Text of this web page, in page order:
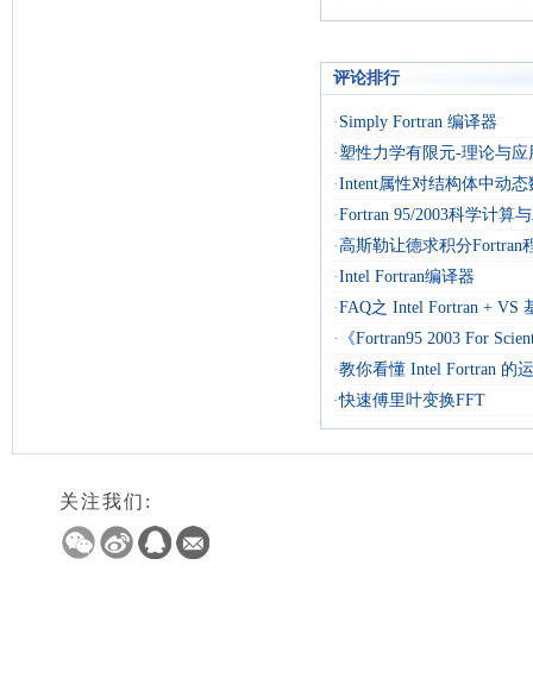
评论排行
· Simply Fortran 编译器
· 塑性力学有限元-理论与应
·Intent属性对结构体中动
·Fortran 95/2003科学计算
·高斯勒让德求积分Fortran
·Intel Fortran编译器
·FAQ之 Intel Fortran + VS
·
《Fortran95 2003 For
·教你看懂 Intel Fortran 的
·快速傅里叶变换FFT
关注我们: